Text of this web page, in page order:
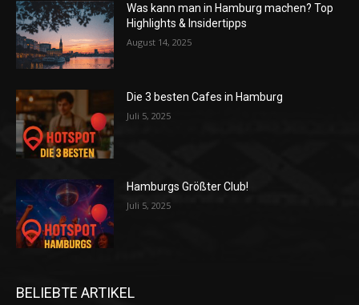
Was kann man in Hamburg machen? Top
Highlights & Insidertipps
August 14, 2025
Die 3 besten Cafes in Hamburg
Juli 5, 2025
Hamburgs Größter Club!
Juli 5, 2025
BELIEBTE ARTIKEL